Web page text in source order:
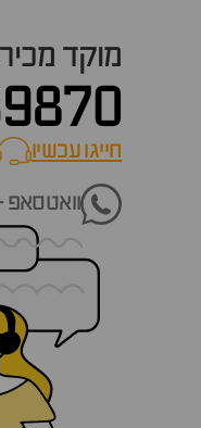
מוקד
חייגו עכשיו
וואטסאפ - 054-